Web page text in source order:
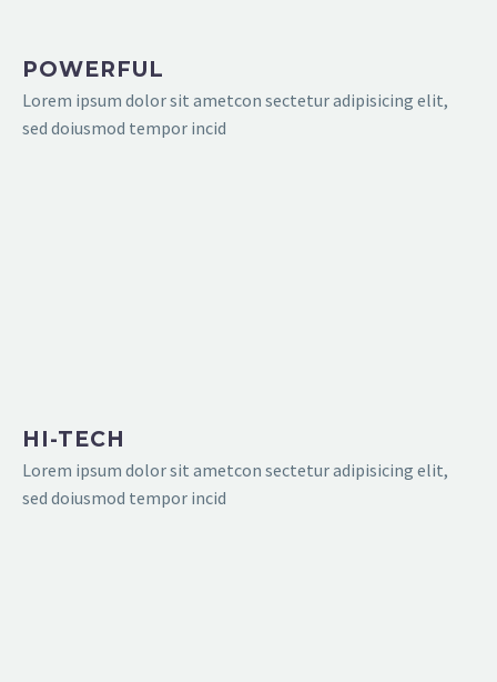
POWERFUL
Lorem ipsum dolor sit ametcon sectetur adipisicing elit,
sed doiusmod tempor incid
HI-TECH
Lorem ipsum dolor sit ametcon sectetur adipisicing elit,
sed doiusmod tempor incid